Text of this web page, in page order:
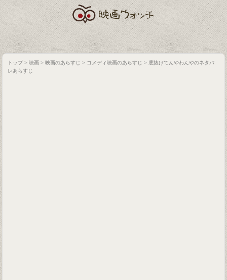
トップ>映画 >映画のあらすじ > コメディ映画のあらすじ > 底抜けてんやわんやのネタバ
レあらすじ